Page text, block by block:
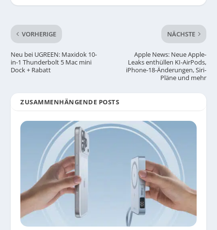
VORHERIGE
Neu bei UGREEN: Maxidok 10-
in-1 Thunderbolt 5 Mac mini
Dock + Rabatt
NÄCHSTE
Apple News: Neue Apple-
Leaks enthüllen KI-AirPods,
iPhone-18-Änderungen, Siri-
Pläne und mehr
ZUSAMMENHÄNGENDE POSTS